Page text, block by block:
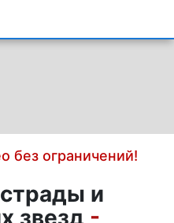
без ограничений!
и
звезд -